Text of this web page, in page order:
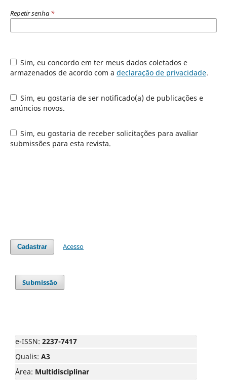
Repetir senha *
Sim, eu concordo em ter meus dados coletados e
armazenados de acordo com a declaração de privacidade.
Sim, eu gostaria de ser notificado(a) de publicações e
anúncios novos.
Sim, eu gostaria de receber solicitações para avaliar
submissões para esta revista.
Cadastrar Acesso
Submissão
e-ISSN: 2237-7417
Qualis: A3
Área: Multidisciplinar